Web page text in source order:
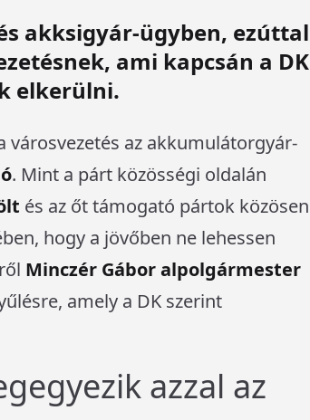
akksigyár-ügyben, ezúttal
ami kapcsán a DK
elkerülni.
városvezetés az akkumulátorgyár-
. Mint a párt közösségi oldalán
és az őt támogató pártok közösen
hogy a jövőben ne lehessen
Minczér Gábor alpolgármester
amely a DK szerint
azzal az